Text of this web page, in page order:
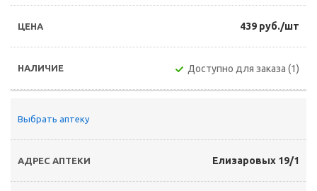
439 руб./шт
Доступно для заказа (1)
Выбрать аптеку
Елизаровых 19/1